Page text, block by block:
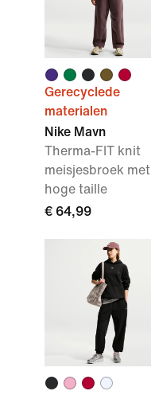
Gerecyclede
materialen
Nike Mavn
Therma-FIT knit
meisjesbroek met
hoge taille
€ 64,99